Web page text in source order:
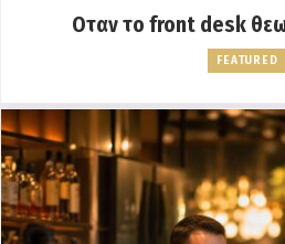
Οταν το front desk
FEATURED